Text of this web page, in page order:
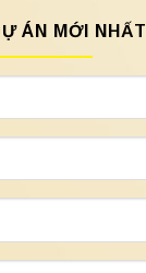
ÁN MỚI NHẤT